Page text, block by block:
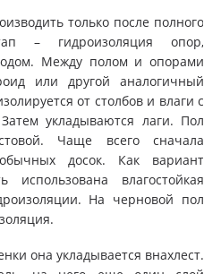
только после полного
– гидроизоляция опор,
Между полом и опорами
или другой аналогичный
от столбов и влаги с
укладываются лаги. Пол
Чаще всего сначала
досок. Как вариант
влагостойкая
На черновой пол
она укладывается внахлест.